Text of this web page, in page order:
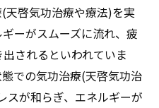
天啓気功治療や療法)を実
ーがスムーズに流れ、疲
されるといわれていま
での気功治療(天啓気功治
スが和らぎ、エネルギーが